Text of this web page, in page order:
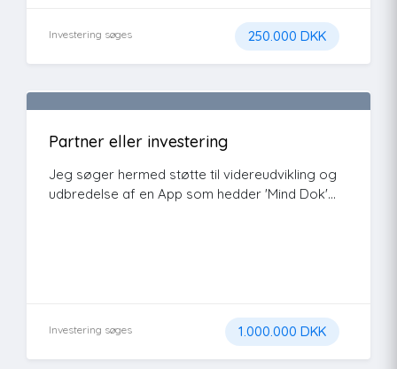
250.000 DKK
Investering søges
Partner eller investering
Jeg søger hermed støtte til videreudvikling og
udbredelse af en App som hedder 'Mind Dok'...
1.000.000 DKK
Investering søges